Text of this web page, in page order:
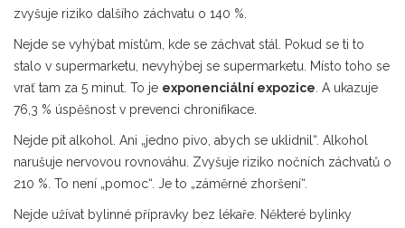
zvyšuje riziko dalšího záchvatu o 140 %.
Nejde se vyhýbat místům, kde se záchvat stál. Pokud se ti to
stalo v supermarketu, nevyhýbej se supermarketu. Místo toho se
vrať tam za 5 minut. To je exponenciální expozice . A ukazuje
76,3 % úspěšnost v prevenci chronifikace.
Nejde pít alkohol. Ani „jedno pivo, abych se uklidnil“. Alkohol
narušuje nervovou rovnováhu. Zvyšuje riziko nočních záchvatů o
210 %. To není „pomoc“. Je to „záměrné zhoršení“.
Nejde užívat bylinné přípravky bez lékaře. Některé bylinky